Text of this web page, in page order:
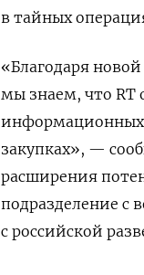
в тайных
«Благодаря
мы знаем, что RT
информационных
закупках», —
расширения
подразделение с
с российской